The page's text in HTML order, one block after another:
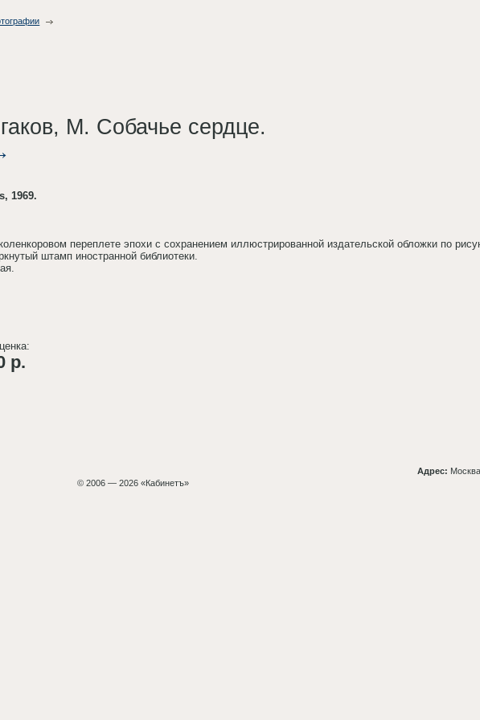
М. Собачье сердце.
1969.
переплете эпохи с сохранением иллюстрированной издательской обложки по
штамп иностранной библиотеки.
р.
Адрес:
© 2006 — 2026 «Кабинетъ»